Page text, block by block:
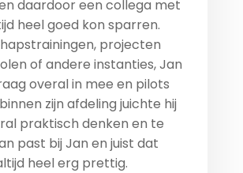
daardoor een collega met
heel goed kon sparren.
projecten
of andere instanties, Jan
overal in mee en pilots
zijn afdeling juichte hij
praktisch denken en te
past bij Jan en juist dat
heel erg prettig.